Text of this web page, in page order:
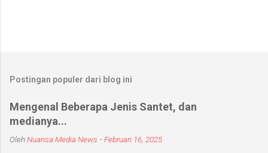
Postingan populer dari blog ini
Mengenal Beberapa Jenis Santet, dan
medianya...
OlehNuansa Media News -Februari 16, 2025